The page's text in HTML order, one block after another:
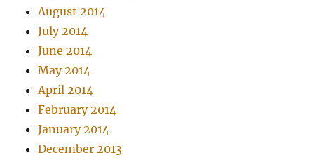
August 2014
July 2014
June 2014
May 2014
April 2014
February 2014
January 2014
December 2013